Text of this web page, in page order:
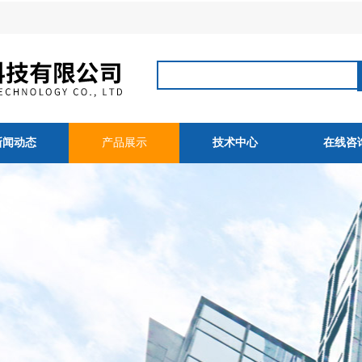
闻动态 产品展示 技术中心 在线咨